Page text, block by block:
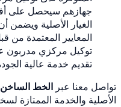
جهازهم سيحصل على
الغيار الأصلية ويضمن
المعايير المعتمدة من
توكيل مركزي مدربون
تقديم خدمة عالية
تواصل معنا عبر الخط الساخن 16062
الأصلية والخدمة الممتازة